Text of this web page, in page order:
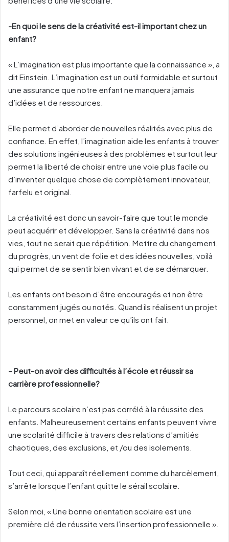
-En quoi le sens de la créativité est-il important chez un
enfant?
« L’imagination est plus importante que la connaissance », a
dit Einstein. L’imagination est un outil formidable et surtout
une assurance que notre enfant ne manquera jamais
d’idées et de ressources.
Elle permet d’aborder de nouvelles réalités avec plus de
confiance. En effet, l’imagination aide les enfants à trouver
des solutions ingénieuses à des problèmes et surtout leur
permet la liberté de choisir entre une voie plus facile ou
d’inventer quelque chose de complètement innovateur,
farfelu et original.
La créativité est donc un savoir-faire que tout le monde
peut acquérir et développer. Sans la créativité dans nos
vies, tout ne serait que répétition. Mettre du changement,
du progrès, un vent de folie et des idées nouvelles, voilà
qui permet de se sentir bien vivant et de se démarquer.
Les enfants ont besoin d’être encouragés et non être
constamment jugés ou notés. Quand ils réalisent un projet
personnel, on met en valeur ce qu’ils ont fait.
– Peut-on avoir des difficultés à l’école et réussir sa
carrière professionnelle?
Le parcours scolaire n’est pas corrélé à la réussite des
enfants. Malheureusement certains enfants peuvent vivre
une scolarité difficile à travers des relations d’amitiés
chaotiques, des exclusions, et /ou des isolements.
Tout ceci, qui apparaît réellement comme du harcèlement,
s’arrête lorsque l’enfant quitte le sérail scolaire.
Selon moi, « Une bonne orientation scolaire est une
première clé de réussite vers l’insertion professionnelle ».